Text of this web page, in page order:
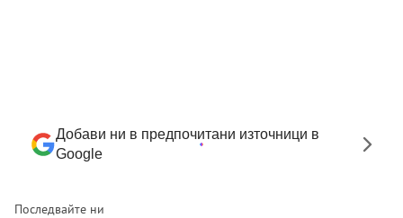
Добави ни в предпочитани източници в
Google
Последвайте ни